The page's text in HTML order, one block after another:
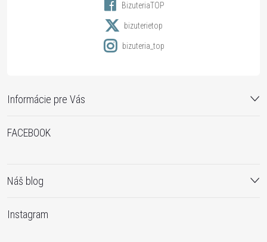
Informácie pre Vás
BizuteriaTOP
bizuterietop
bizuteria_top
FACEBOOK
Náš blog
Instagram